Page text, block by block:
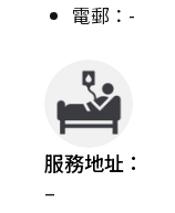
電郵：-
服務地址：
–